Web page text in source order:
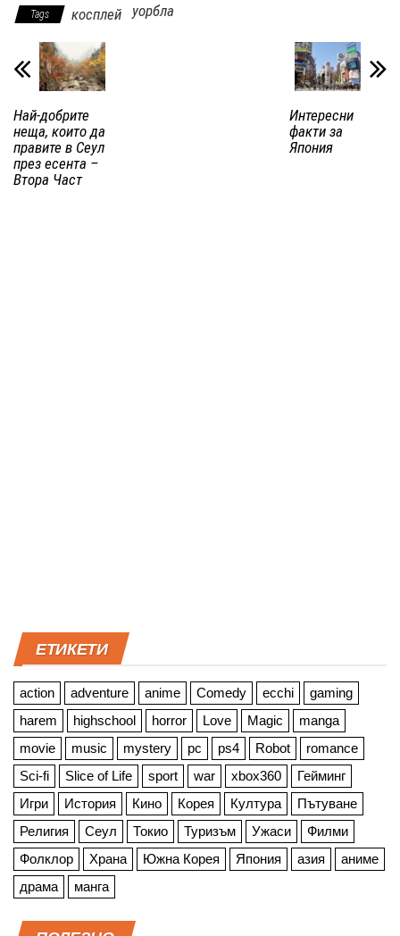
Tags косплей уорбла
Най-добрите
неща, които да
правите в Сеул
през есента –
Втора Част
Интересни
факти за
Япония
ЕТИКЕТИ
action adventure anime Comedy ecchi
gaming
harem
highschool horror Love Magic
manga
movie
music mystery pc ps4 Robot
romance
Sci-fi
Slice of Life sport war xbox360
Гейминг
Игри
История Кино Корея Култура
Пътуване
Религия
Сеул Токио Туризъм Ужаси
Филми
Фолклор
Храна Южна Корея Япония азия
аниме
драма
манга